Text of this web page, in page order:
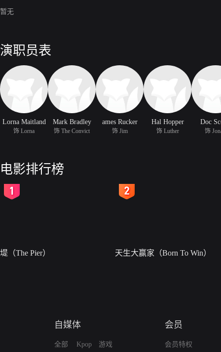
暂无
演职员表
Lorna Maitland
饰 Lorna
Mark Bradley
饰 The Convict
ames Rucker
饰 Jim
Hal Hopper
饰 Luther
Doc
饰
电影排行榜
堤（The Pier） 天生大赢家（Born To Win）
自媒体
全部
Kpop
游戏
会员
会员特权